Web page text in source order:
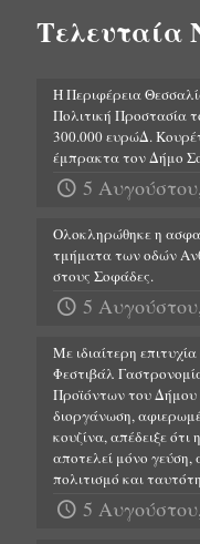
Τελευταία
Η Περιφέρεια
Πολιτική Προστασία
300.000 ευρώΔ.
έμπρακτα τον Δήμο
5
Ολοκληρώθηκε η
τμήματα των οδών
στους Σοφάδες.
5
Με ιδιαίτερη
Φεστιβάλ
Προϊόντων του
διοργάνωση,
κουζίνα, απέδειξε
αποτελεί μόνο
πολιτισμό και
5